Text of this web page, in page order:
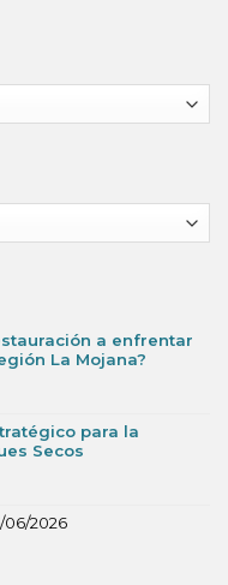
a enfrentar
La Mojana?
para la
Secos
06/2026